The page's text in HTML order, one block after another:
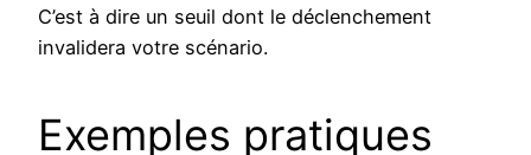
C’est à dire un seuil dont le déclenchement
invalidera votre scénario.
Exemples pratiques